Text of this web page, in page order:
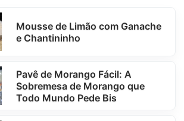
Mousse de Limão com Ganache
e Chantininho
Pavê de Morango Fácil: A
Sobremesa de Morango que
Todo Mundo Pede Bis